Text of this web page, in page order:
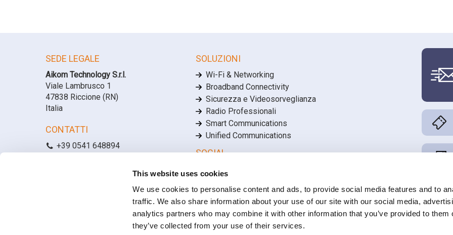
This website uses cookies
We use cookies to personalise content and ads, to provide social media features and to
traffic. We also share information about your use of our site with our social media,
analytics partners who may combine it with other information that you’ve provided to them
they’ve collected from your use of their services.
SEDE LEGALE
Aikom Technology S.r.l.
Viale Lambrusco 1
47838 Riccione (RN)
Italia
CONTATTI
+39 0541 648894
Posizioni lavorative aperte
SOLUZIONI
Wi-Fi & Networking
Broadband Connectivity
Sicurezza e Videosorveglianza
Radio Professionali
Smart Communications
Unified Communications
SOCIAL
Linkedin
YouTube